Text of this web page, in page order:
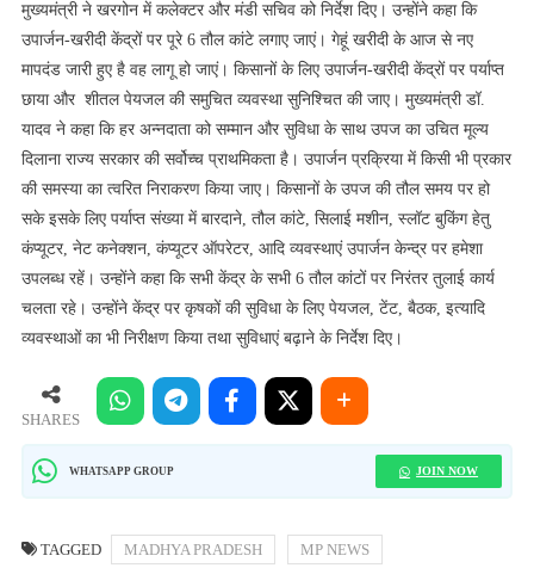
मुख्यमंत्री ने खरगोन में कलेक्टर और मंडी सचिव को निर्देश दिए। उन्होंने कहा कि
उपार्जन-खरीदी केंद्रों पर पूरे 6 तौल कांटे लगाए जाएं। गेहूं खरीदी के आज से नए
मापदंड जारी हुए है वह लागू हो जाएं। किसानों के लिए उपार्जन-खरीदी केंद्रों पर पर्याप्त
छाया और शीतल पेयजल की समुचित व्यवस्था सुनिश्चित की जाए। मुख्यमंत्री डॉ.
यादव ने कहा कि हर अन्नदाता को सम्मान और सुविधा के साथ उपज का उचित मूल्य
दिलाना राज्य सरकार की सर्वोच्च प्राथमिकता है। उपार्जन प्रक्रिया में किसी भी प्रकार
की समस्या का त्वरित निराकरण किया जाए। किसानों के उपज की तौल समय पर हो
सके इसके लिए पर्याप्त संख्या में बारदाने, तौल कांटे, सिलाई मशीन, स्लॉट बुकिंग हेतु
कंप्यूटर, नेट कनेक्शन, कंप्यूटर ऑपरेटर, आदि व्यवस्थाएं उपार्जन केन्द्र पर हमेशा
उपलब्ध रहें। उन्होंने कहा कि सभी केंद्र के सभी 6 तौल कांटों पर निरंतर तुलाई कार्य
चलता रहे। उन्होंने केंद्र पर कृषकों की सुविधा के लिए पेयजल, टेंट, बैठक, इत्यादि
व्यवस्थाओं का भी निरीक्षण किया तथा सुविधाएं बढ़ाने के निर्देश दिए।
SHARES
WHATSAPP GROUP JOIN NOW
TAGGED MADHYA PRADESH MP NEWS